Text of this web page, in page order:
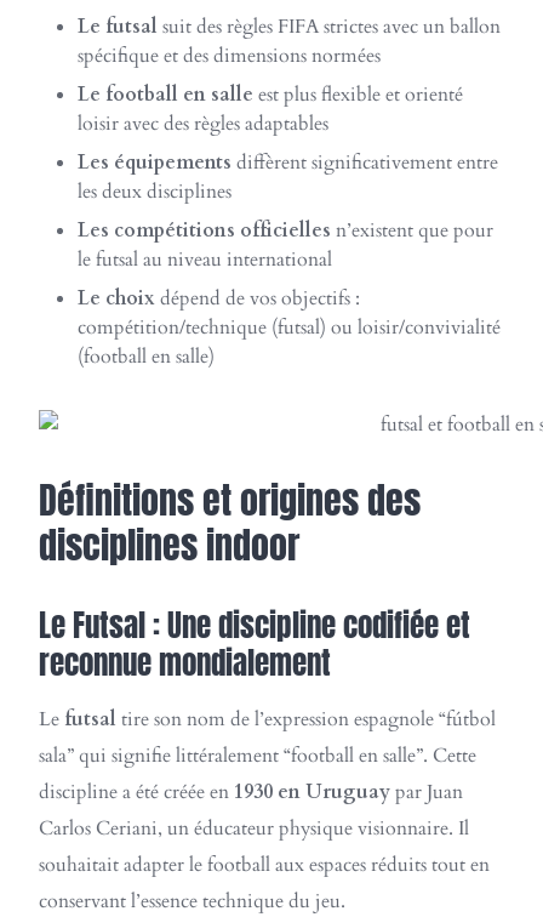
Le futsal suit des règles FIFA strictes avec un ballon
spécifique et des dimensions normées
Le football en salle est plus flexible et orienté
loisir avec des règles adaptables
Les équipements diffèrent significativement entre
les deux disciplines
Les compétitions officielles n’existent que pour
le futsal au niveau international
Le choixdépend de vos objectifs :
compétition/technique (futsal) ou loisir/convivialité
(football en salle)
Définitions et origines des
disciplines indoor
Le Futsal : Une discipline codifiée et
reconnue mondialement
Le futsal tire son nom de l’expression espagnole “fútbol
sala” qui signifie littéralement “football en salle”. Cette
discipline a été créée en 1930 en Uruguaypar Juan
Carlos Ceriani, un éducateur physique visionnaire. Il
souhaitait adapter le football aux espaces réduits tout en
conservant l’essence technique du jeu.